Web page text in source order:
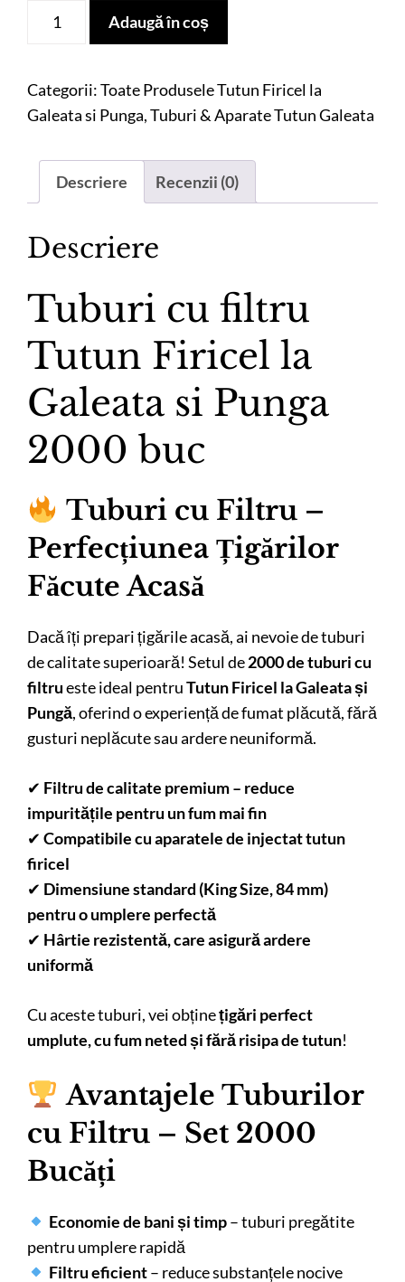
Cantitate
filtru
Tutun
Galeata
Punga
2000
buc
Adaugă în coș
Categorii:Toate Produsele Tutun Firicel la
Galeata si Punga,Tuburi & Aparate Tutun Galeata
Descriere Recenzii (0)
Descriere
Tuburi cu filtru
Tutun Firicel la
Galeata si Punga
2000 buc
Tuburi cu Filtru –
Perfecțiunea Țigărilor
Făcute Acasă
Dacă îți prepari țigările acasă, ai nevoie de tuburi
de calitate superioară! Setul de2000 de tuburi cu
filtrueste ideal pentruTutun Firicel la Galeata și
Pungă, oferind o experiență de fumat plăcută, fără
gusturi neplăcute sau ardere neuniformă.
✔ Filtru de calitate premium – reduce
impuritățile pentru un fum mai fin
✔ Compatibile cu aparatele de injectat tutun
firicel
✔ Dimensiune standard (King Size, 84 mm)
pentru o umplere perfectă
✔ Hârtie rezistentă, care asigură ardere
uniformă
Cu aceste tuburi, vei obținețigări perfect
umplute, cu fum neted și fără risipa de tutun!
Avantajele Tuburilor
cu Filtru – Set 2000
Bucăți
Economie de bani și timp– tuburi pregătite
pentru umplere rapidă
Filtru eficient– reduce substanțele nocive